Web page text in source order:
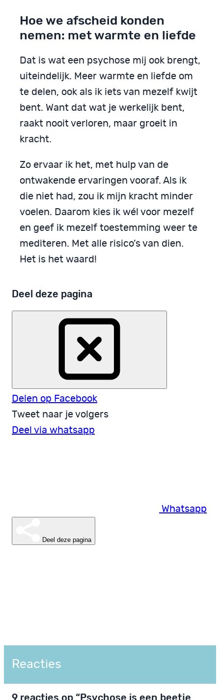
Hoe we afscheid konden
nemen: met warmte en liefde
Dat is wat een psychose mij ook brengt,
uiteindelijk. Meer warmte en liefde om
te delen, ook als ik iets van mezelf kwijt
bent. Want dat wat je werkelijk bent,
raakt nooit verloren, maar groeit in
kracht.
Zo ervaar ik het, met hulp van de
ontwakende ervaringen vooraf. Als ik
die niet had, zou ik mijn kracht minder
voelen. Daarom kies ik wél voor mezelf
en geef ik mezelf toestemming weer te
mediteren. Met alle risico’s van dien.
Het is het waard!
Deel deze pagina
Delen op Facebook
Tweet naar je volgers
Deel via whatsapp
Whatsapp
Deel deze pagina
Reacties